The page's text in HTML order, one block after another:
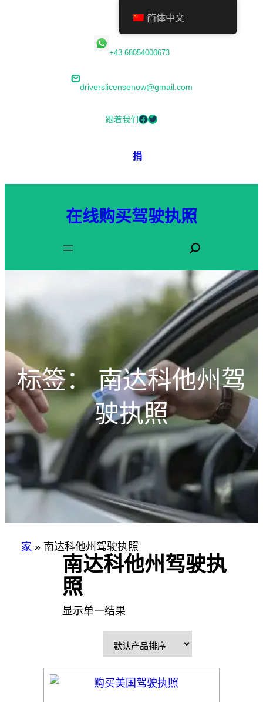
+43 68054000673
driverslicensenow@gmail.com
跟着我们Facebook Twitter
捐
在线购买驾驶执照
搜
标签：南达科他州驾
驶执照
家 » 南达科他州驾驶执照
南达科他州驾驶执
照
显示单一结果
简体中文